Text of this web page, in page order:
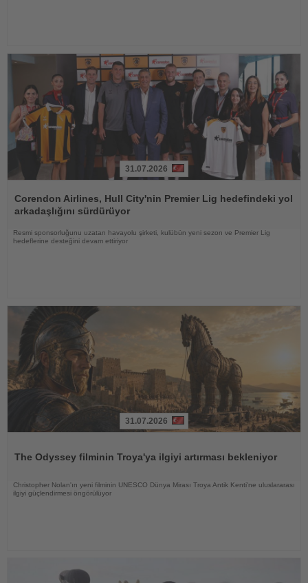
Oku
31.07.2026
Corendon Airlines, Hull City'nin Premier Lig hedefindeki yol
arkadaşlığını sürdürüyor
Resmi sponsorluğunu uzatan havayolu şirketi, kulübün yeni sezon ve Premier Lig
hedeflerine desteğini devam ettiriyor
31.07.2026
The Odyssey filminin Troya'ya ilgiyi artırması bekleniyor
Christopher Nolan'ın yeni filminin UNESCO Dünya Mirası Troya Antik Kenti'ne uluslararası
ilgiyi güçlendirmesi öngörülüyor